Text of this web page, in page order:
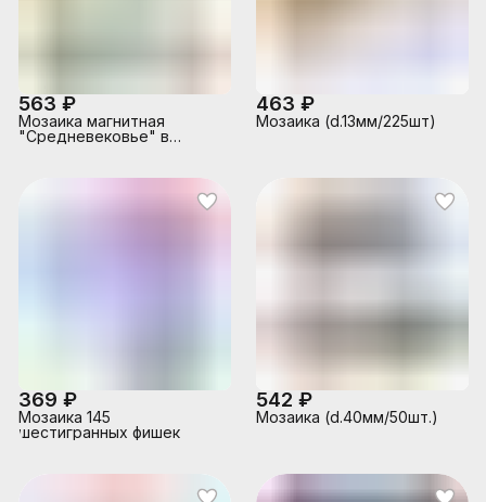
563 ₽
Мозаика магнитная
"Средневековье" в
463 ₽
Мозаика (d.13мм/225шт)
369 ₽
Мозаика 145
шестигранных фишек
542 ₽
Мозаика (d.40мм/50шт.)